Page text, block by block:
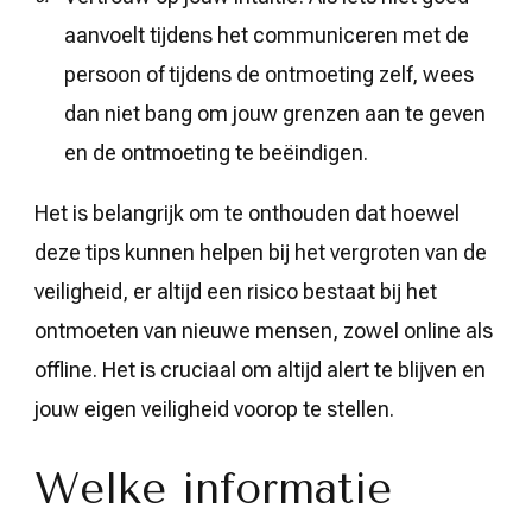
aanvoelt tijdens het communiceren met de
persoon of tijdens de ontmoeting zelf, wees
dan niet bang om jouw grenzen aan te geven
en de ontmoeting te beëindigen.
Het is belangrijk om te onthouden dat hoewel
deze tips kunnen helpen bij het vergroten van de
veiligheid, er altijd een risico bestaat bij het
ontmoeten van nieuwe mensen, zowel online als
offline. Het is cruciaal om altijd alert te blijven en
jouw eigen veiligheid voorop te stellen.
Welke informatie